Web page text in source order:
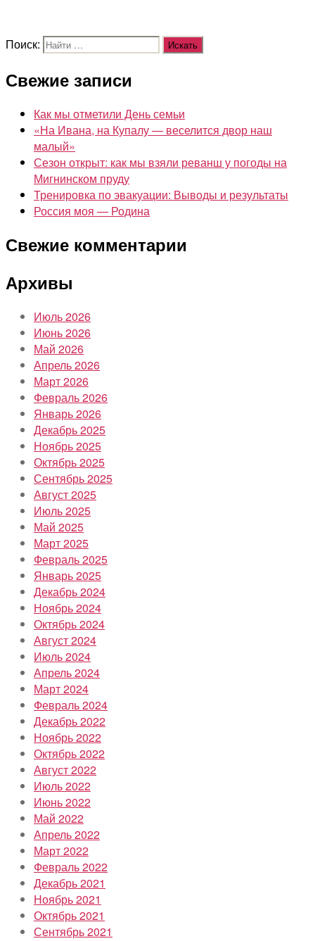
Поиск:
Свежие записи
Как мы отметили День семьи
«На Ивана, на Купалу — веселится двор наш
малый»
Сезон открыт: как мы взяли реванш у погоды на
Мигнинском пруду
Тренировка по эвакуации: Выводы и результаты
Россия моя — Родина
Свежие комментарии
Архивы
Июль 2026
Июнь 2026
Май 2026
Апрель 2026
Март 2026
Февраль 2026
Январь 2026
Декабрь 2025
Ноябрь 2025
Октябрь 2025
Сентябрь 2025
Август 2025
Июль 2025
Май 2025
Март 2025
Февраль 2025
Январь 2025
Декабрь 2024
Ноябрь 2024
Октябрь 2024
Август 2024
Июль 2024
Апрель 2024
Март 2024
Февраль 2024
Декабрь 2022
Ноябрь 2022
Октябрь 2022
Август 2022
Июль 2022
Июнь 2022
Май 2022
Апрель 2022
Март 2022
Февраль 2022
Декабрь 2021
Ноябрь 2021
Октябрь 2021
Сентябрь 2021